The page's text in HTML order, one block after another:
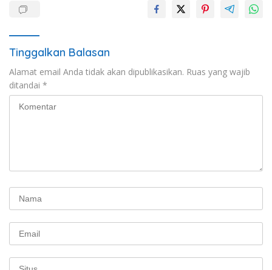
Tinggalkan Balasan
Alamat email Anda tidak akan dipublikasikan. Ruas yang wajib
ditandai *